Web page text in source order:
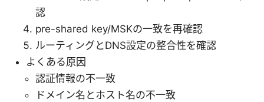
認
pre-shared key/MSKの一致を再確認
ルーティングとDNS設定の整合性を確認
よくある原因
認証情報の不一致
ドメイン名とホスト名の不一致